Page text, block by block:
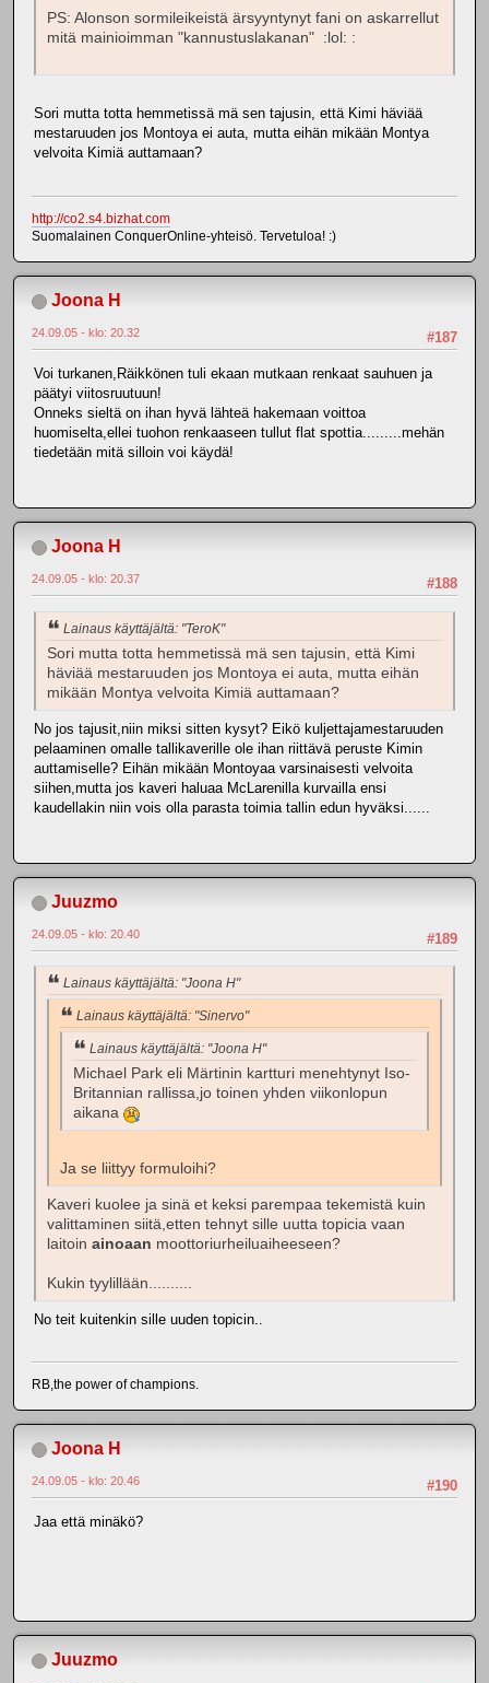
PS: Alonson sormileikeistä ärsyyntynyt fani on askarrellut
mitä mainioimman "kannustuslakanan" :lol: :
Sori mutta totta hemmetissä mä sen tajusin, että Kimi häviää
mestaruuden jos Montoya ei auta, mutta eihän mikään Montya
velvoita Kimiä auttamaan?
http://co2.s4.bizhat.com
Suomalainen ConquerOnline-yhteisö. Tervetuloa! :)
Joona H
#187
24.09.05 - klo: 20.32
Voi turkanen,Räikkönen tuli ekaan mutkaan renkaat sauhuen ja
päätyi viitosruutuun!
Onneks sieltä on ihan hyvä lähteä hakemaan voittoa
huomiselta,ellei tuohon renkaaseen tullut flat spottia.........mehän
tiedetään mitä silloin voi käydä!
Joona H
#188
24.09.05 - klo: 20.37
Lainaus käyttäjältä: "TeroK"
Sori mutta totta hemmetissä mä sen tajusin, että Kimi
häviää mestaruuden jos Montoya ei auta, mutta eihän
mikään Montya velvoita Kimiä auttamaan?
No jos tajusit,niin miksi sitten kysyt? Eikö kuljettajamestaruuden
pelaaminen omalle tallikaverille ole ihan riittävä peruste Kimin
auttamiselle? Eihän mikään Montoyaa varsinaisesti velvoita
siihen,mutta jos kaveri haluaa McLarenilla kurvailla ensi
kaudellakin niin vois olla parasta toimia tallin edun hyväksi......
Juuzmo
#189
24.09.05 - klo: 20.40
Lainaus käyttäjältä: "Joona H"
Lainaus käyttäjältä: "Sinervo"
Lainaus käyttäjältä: "Joona H"
Michael Park eli Märtinin kartturi menehtynyt Iso-
Britannian rallissa,jo toinen yhden viikonlopun
aikana
Ja se liittyy formuloihi?
Kaveri kuolee ja sinä et keksi parempaa tekemistä kuin
valittaminen siitä,etten tehnyt sille uutta topicia vaan
laitoin ainoaan moottoriurheiluaiheeseen?
Kukin tyylillään..........
No teit kuitenkin sille uuden topicin..
RB,the power of champions.
Joona H
#190
24.09.05 - klo: 20.46
Jaa että minäkö?
Juuzmo